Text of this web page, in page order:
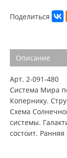
Поделиться
Описание
Арт. 2-091-480
Система Мира
Копернику.
Схема
системы.
состоит.